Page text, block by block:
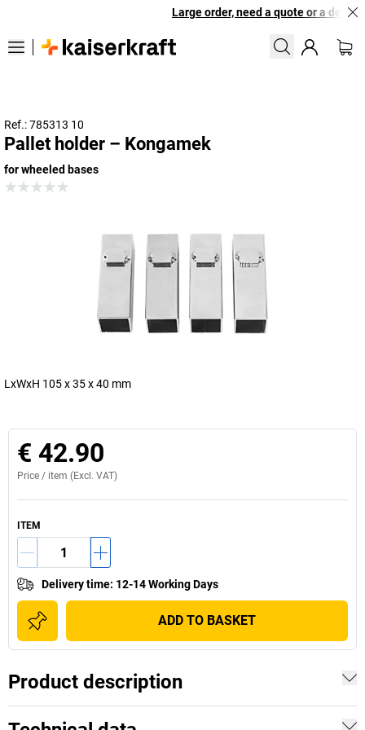
Large order, need a quote or a
Ref.: 785313 10
Pallet holder – Kongamek
for wheeled bases
LxWxH 105 x 35 x 40 mm
€ 42.90
Price / item (Excl. VAT)
ITEM
Delivery time: 12-14 Working Days
ADD TO BASKET
Product description